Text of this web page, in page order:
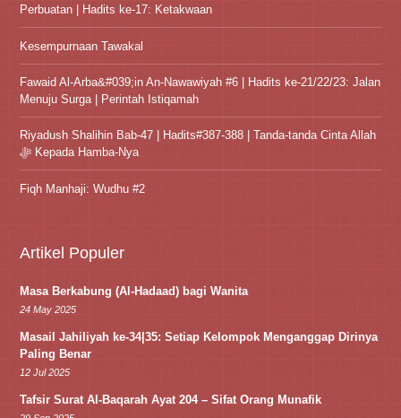
Perbuatan | Hadits ke-17: Ketakwaan
Kesempurnaan Tawakal
Fawaid Al-Arba&#039;in An-Nawawiyah #6 | Hadits ke-21/22/23: Jalan
Menuju Surga | Perintah Istiqamah
Riyadush Shalihin Bab-47 | Hadits#387-388 | Tanda-tanda Cinta Allah
ﷻ Kepada Hamba-Nya
Fiqh Manhaji: Wudhu #2
Artikel Populer
Masa Berkabung (Al-Hadaad) bagi Wanita
24 May 2025
Masail Jahiliyah ke-34|35: Setiap Kelompok Menganggap Dirinya
Paling Benar
12 Jul 2025
Tafsir Surat Al-Baqarah Ayat 204 – Sifat Orang Munafik